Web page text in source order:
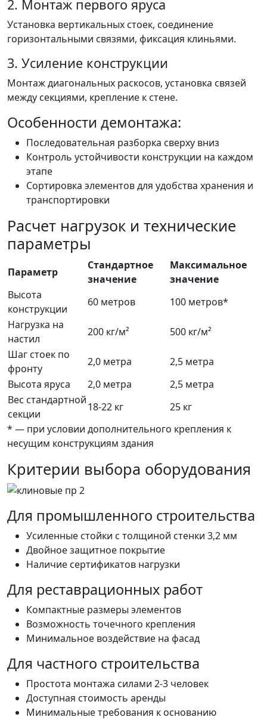
2. Монтаж первого яруса
Установка вертикальных стоек, соединение
горизонтальными связями, фиксация клиньями.
3. Усиление конструкции
Монтаж диагональных раскосов, установка связей
между секциями, крепление к стене.
Особенности демонтажа:
Последовательная разборка сверху вниз
Контроль устойчивости конструкции на каждом
этапе
Сортировка элементов для удобства хранения и
транспортировки
Расчет нагрузок и технические
параметры
Параметр
Стандартное
значение
Максимальное
значение
Высота
конструкции
60 метров
100 метров*
Нагрузка на
настил
200 кг/м²
500 кг/м²
Шаг стоек по
фронту
2,0 метра
2,5 метра
Высота яруса
2,0 метра
2,5 метра
Вес стандартной
секции
18-22 кг
25 кг
* — при условии дополнительного крепления к
несущим конструкциям здания
Критерии выбора оборудования
Для промышленного строительства
Усиленные стойки с толщиной стенки 3,2 мм
Двойное защитное покрытие
Наличие сертификатов нагрузки
Для реставрационных работ
Компактные размеры элементов
Возможность точечного крепления
Минимальное воздействие на фасад
Для частного строительства
Простота монтажа силами 2-3 человек
Доступная стоимость аренды
Минимальные требования к основанию